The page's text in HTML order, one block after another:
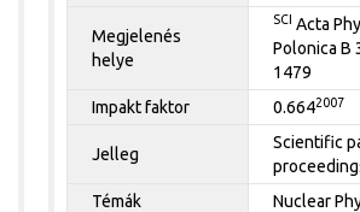
Megjelenés
helye
SCI Acta
Polonica B
1479
Impakt faktor
0.6642007
Jelleg
Scientific
Témák
Nuclear